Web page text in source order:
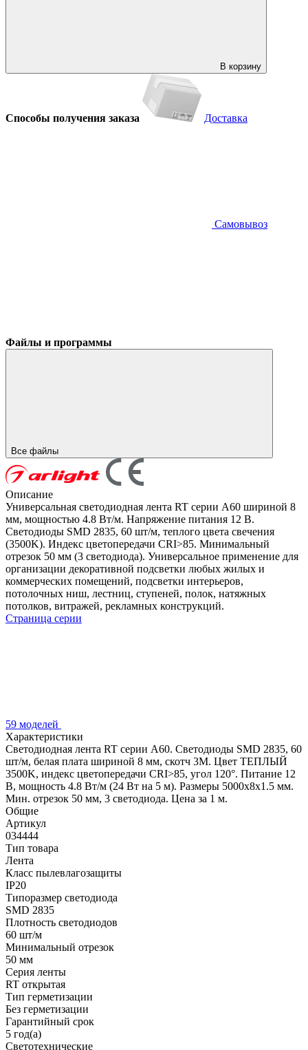
В корзину
Способы получения заказа Доставка
Самовывоз
Файлы и программы
Все файлы
Описание
Универсальная светодиодная лента RT серии A60 шириной 8
мм, мощностью 4.8 Вт/м. Напряжение питания 12 В.
Светодиоды SMD 2835, 60 шт/м, теплого цвета свечения
(3500K). Индекс цветопередачи CRI>85. Минимальный
отрезок 50 мм (3 светодиода). Универсальное применение для
организации декоративной подсветки любых жилых и
коммерческих помещений, подсветки интерьеров,
потолочных ниш, лестниц, ступеней, полок, натяжных
потолков, витражей, рекламных конструкций.
Страница серии
59 моделей
Характеристики
Светодиодная лента RT серии A60. Светодиоды SMD 2835, 60
шт/м, белая плата шириной 8 мм, скотч 3M. Цвет ТЕПЛЫЙ
3500K, индекс цветопередачи CRI>85, угол 120°. Питание 12
В, мощность 4.8 Вт/м (24 Вт на 5 м). Размеры 5000x8x1.5 мм.
Мин. отрезок 50 мм, 3 светодиода. Цена за 1 м.
Общие
Артикул
034444
Тип товара
Лента
Класс пылевлагозащиты
IP20
Типоразмер светодиода
SMD 2835
Плотность светодиодов
60 шт/м
Минимальный отрезок
50 мм
Серия ленты
RT открытая
Тип герметизации
Без герметизации
Гарантийный срок
5 год(а)
Светотехнические